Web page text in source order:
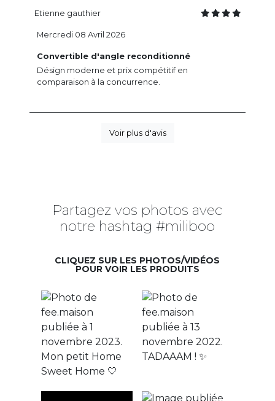
Etienne gauthier
Convertible d'angle reconditionné
Désign moderne et prix compétitif en
comparaison à la concurrence.
Mercredi 08 Avril 2026
Voir plus d'avis
Partagez vos photos avec
notre hashtag #miliboo
CLIQUEZ SUR LES PHOTOS/VIDÉOS
POUR VOIR LES PRODUITS